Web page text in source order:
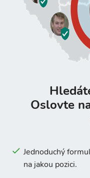
Oslovte
Jednoduchý
na jakou pozici.